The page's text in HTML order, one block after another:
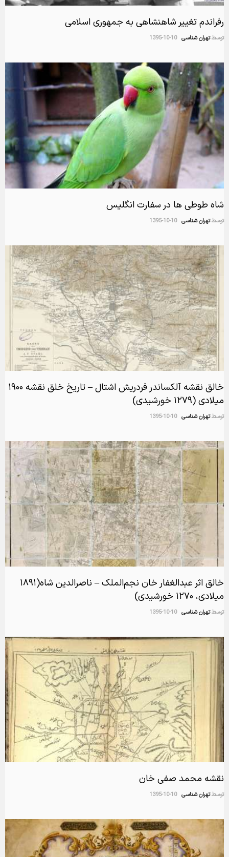
رفراندم تغییر شاهنشاهی به جمهوری اسلامی
توسطتهران شناسی 1395-10-10
شاه طوطی ها در سفارت انگلیس
توسطتهران شناسی 1395-10-10
خالق نقشه آلکساندر فردریش اشتال – تاریخ خلق نقشه ۱۹۰۰
میلادی (۱۲۷۹ خورشیدی)
توسطتهران شناسی 1395-10-10
خالق اثر عبدالغفار خان نجم‌الملک – ناصرالدین شاه(۱۸۹۱
میلادی، ۱۲۷۰ خورشیدی)
توسطتهران شناسی 1395-10-10
نقشه محمد صفی خان
توسطتهران شناسی 1395-10-10